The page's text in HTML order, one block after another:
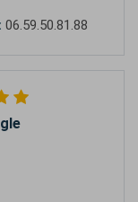
06.59.50.81.88